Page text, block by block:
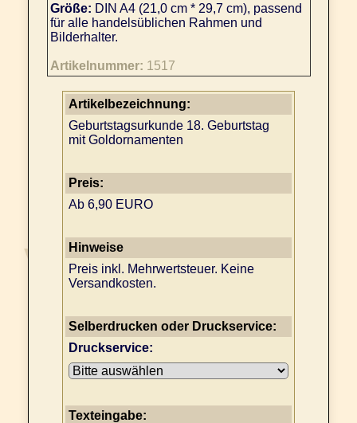
Größe: DIN A4 (21,0 cm * 29,7 cm), passend
für alle handelsüblichen Rahmen und
Bilderhalter.
Artikelnummer: 1517
Artikelbezeichnung:
Geburtstagsurkunde 18. Geburtstag
mit Goldornamenten
Preis:
Ab 6,90 EURO
Hinweise
Preis inkl. Mehrwertsteuer. Keine
Versandkosten.
Selberdrucken oder Druckservice:
Druckservice:
Texteingabe: